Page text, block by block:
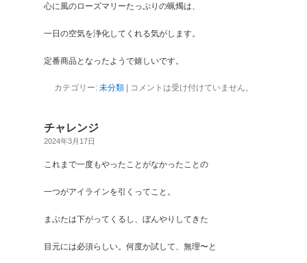
心に風のローズマリーたっぷりの蝋燭は、
一日の空気を浄化してくれる気がします。
定番商品となったようで嬉しいです。
カテゴリー: 未分類| コメントは受け付けていません。
チャレンジ
2024年3月17日
これまで一度もやったことがなかったことの
一つがアイラインを引くってこと。
まぶたは下がってくるし、ぼんやりしてきた
目元には必須らしい。何度か試して、無理〜と